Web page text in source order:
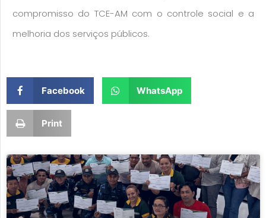
compromisso do TCE-AM com o controle social e a
melhoria dos serviços públicos.
Facebook WhatsApp
Print
PagePagePagePagePage